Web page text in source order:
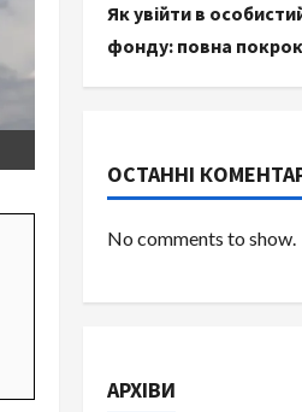
Як увійти в
фонду: повна
ОСТАННІ
No comments to show.
АРХІВИ